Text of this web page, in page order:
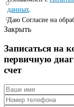
данных
Даю Согласие на
Закрыть
Записаться на
первичную
счет